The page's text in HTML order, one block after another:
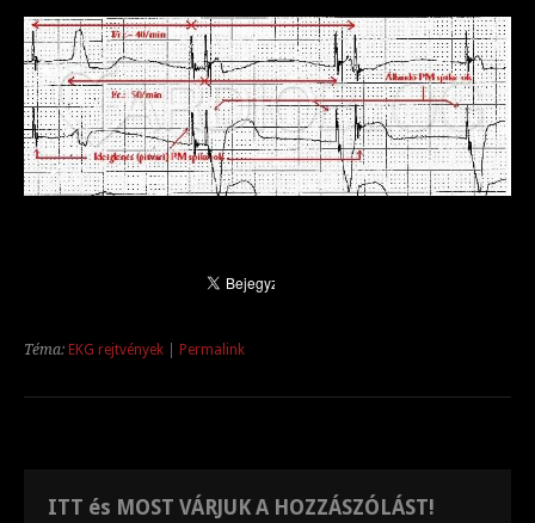
Téma: EKG rejtvények Permalink
ITT és MOST VÁRJUK A HOZZÁSZÓLÁST!